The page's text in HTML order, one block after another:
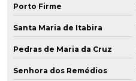
Porto Firme
Santa Maria de Itabira
Pedras de Maria da Cruz
Senhora dos Remédios